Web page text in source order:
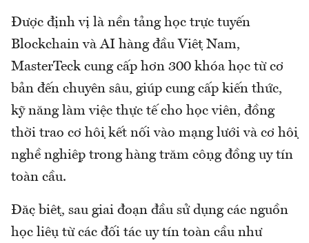
Được định vị là nền tảng học trực tuyến
Blockchain và AI hàng đầu Việt Nam,
MasterTeck cung cấp hơn 300 khóa học từ cơ
bản đến chuyên sâu, giúp cung cấp kiến thức,
kỹ năng làm việc thực tế cho học viên, đồng
thời trao cơ hội kết nối vào mạng lưới và cơ hội
nghề nghiệp trong hàng trăm cộng đồng uy tín
toàn cầu.
Đặc biệt, sau giai đoạn đầu sử dụng các nguồn
học liệu từ các đối tác uy tín toàn cầu như